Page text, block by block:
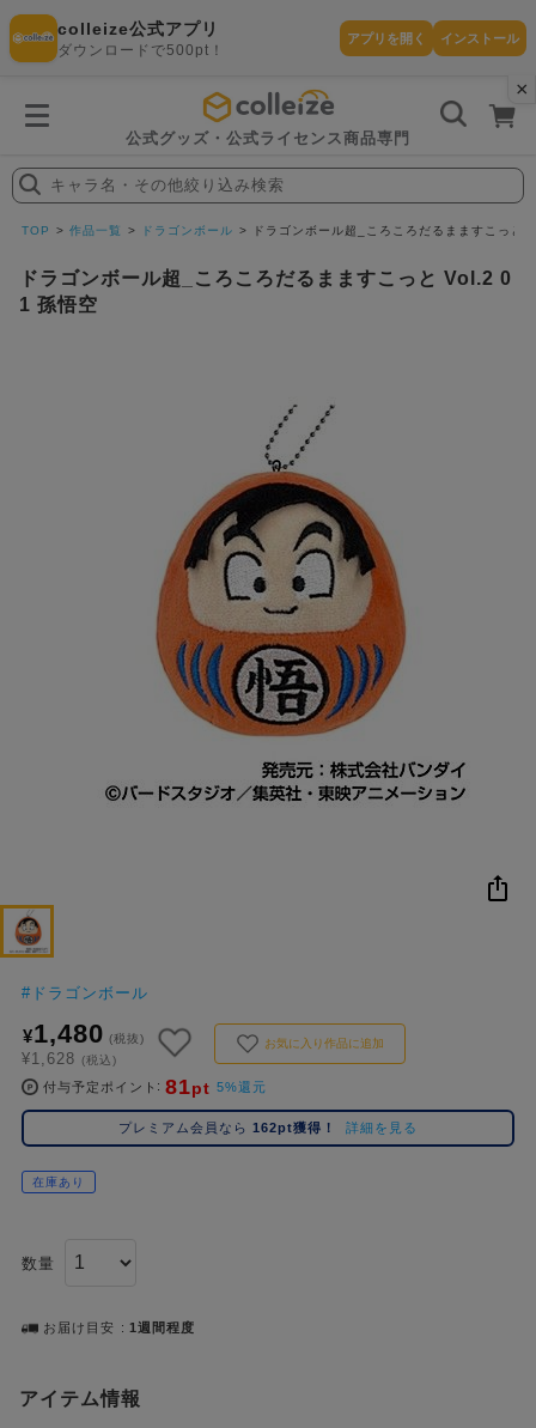
×
colleize公式アプリ
ダウンロードで500pt！
アプリを開く インストール
公式グッズ・公式ライセンス商品専門
探
す
コ
レ
イ
ズ
注
ー
ー
1位
キャラ名・その他絞り込み検索
TOP 作品一覧 ドラゴンボール ドラゴンボール超_ころころだるまますこっと
ドラゴンボール超_ころころだるまますこっと Vol.2 0
1 孫悟空
# ドラゴンボール
¥1,480 (税抜)
¥1,628 (税込)
お気に入り作品に追加
付与予定ポイント 81pt 5%還元
プレミアム会員なら 162pt獲得！ 詳細を見る
在庫あり
数量
お届け目安 1週間程度
アイテム情報